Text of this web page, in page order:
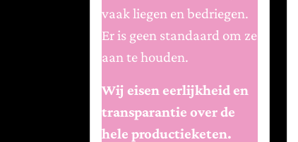
vaak liegen en bedriegen.
Er is geen standaard om ze
aan te houden.
Wij eisen eerlijkheid en
transparantie over de
hele productieketen.